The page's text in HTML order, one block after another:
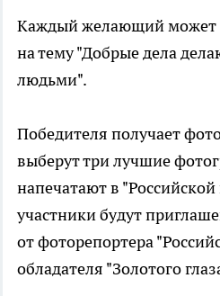
Каждый желающий может
на тему "Добрые дела
людьми".
Победителя получает
выберут три лучшие
напечатают в "Российской
участники будут
от фоторепортера
обладателя "Золотого